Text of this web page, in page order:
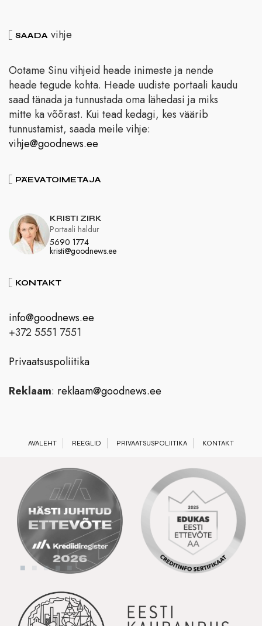
SAADA vihje
Ootame Sinu vihjeid heade inimeste ja nende
heade tegude kohta. Heade uudiste portaali kaudu
saad tänada ja tunnustada oma lähedasi ja miks
mitte ka võõrast. Kui tead kedagi, kes väärib
tunnustamist, saada meile vihje:
vihje@goodnews.ee
PÄEVATOIMETAJA
KRISTI ZIRK
5690 1774
kristi@goodnews.ee
Portaali haldur
KONTAKT
info@goodnews.ee
+372 5551 7551
Privaatsuspoliitika
Reklaam: reklaam@goodnews.ee
AVALEHT REEGLID PRIVAATSUSPOLIITIKA KONTAKT